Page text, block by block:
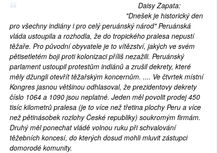
Daisy Zapata:
"Dnešek je historický den
pro všechny indiány i pro celý peruánský národ" Peruánská
vláda ustoupila a rozhodla, že do tropického pralesa nepustí
těžaře. Pro původní obyvatele je to vítězství, jakých ve svém
pětisetletém boji proti kolonizaci příliš nezažili. Peruánský
parlament ustoupil protestům indiánů a zrušil dekrety, které
měly džungli otevřít těžařským koncernům. .... Ve čtvrtek místní
Kongres jasnou většinou odhlasoval, že prezidentovy dekrety
číslo 1064 a 1090 jsou neplatné. Jeden měl povolit prodej 450
tisíc kilometrů pralesa (je to více než třetina plochy Peru a více
než pětinásobek rozlohy České republiky) soukromým firmám.
Druhý měl ponechat vládě volnou ruku při schvalování
těžebních koncesí, do kterých dosud mohli mluvit zástupci
domorodé komunity.